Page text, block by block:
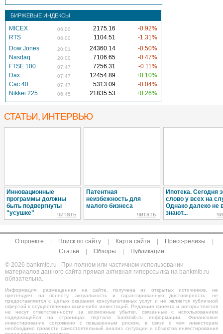
БИРЖЕВЫЕ ИНДЕКСЫ
MICEX 06:00 2175.16
-0.92%
RTS
06:00 1104.51
-1.31%
Dow Jones
20:01 24360.14
-0.50%
Nasdaq
20:00 7106.65
-0.47%
FTSE 100
07:47 7256.31
-0.11%
Dax
07:47 12454.89
+0.10%
Cac 40
07:47 5313.09
-0.04%
Nikkei 225
06:45 21835.53 +0.26%
СТАТЬИ, ИНТЕРВЬЮ
Инновационные
программы должны
быть подвергнуты
"усушке"
читать
Патентная
неизбежность для
малого бизнеса
читать
Ипотека. Сегодня
слово у всех на
Однако далеко не
знают...
О проекте Поиск по сайту Карта сайта Пресс-релизы
Статьи
Обзоры
Публикации
© 2026 bankmib.ru | При полном или частичном использовании
материалов данного сайта прямая активная гиперссылка на bankmib.ru
обязательна.
Информация, размещенная на сайте, получена из открытых источников, не
претендует на полноту, актуальность и гарантированную достоверность, не
предоставляется с целью оказания консультативных услуг и не является публичной
офертой к осуществлению каких-либо инвестиций. Редакция проекта и авторы текстов
не несут ответственности за возможные убытки, связанные с использованием
содержащейся на страницах портала bankmib.ru информации. Финансовое
инвестирование сопряжено с повышенным риском, в связи с чем инвесторам
необходимо провести самостоятельный анализ ситуации и объектов инвестирования